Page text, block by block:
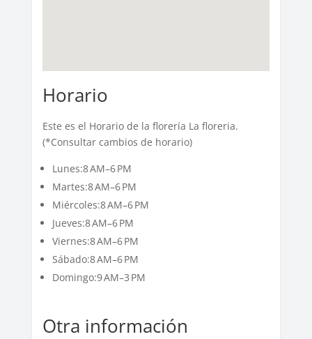
Horario
Este es el Horario de la florería La floreria.
(*Consultar cambios de horario)
Lunes:8 AM–6 PM
Martes:8 AM–6 PM
Miércoles:8 AM–6 PM
Jueves:8 AM–6 PM
Viernes:8 AM–6 PM
Sábado:8 AM–6 PM
Domingo:9 AM–3 PM
Otra información